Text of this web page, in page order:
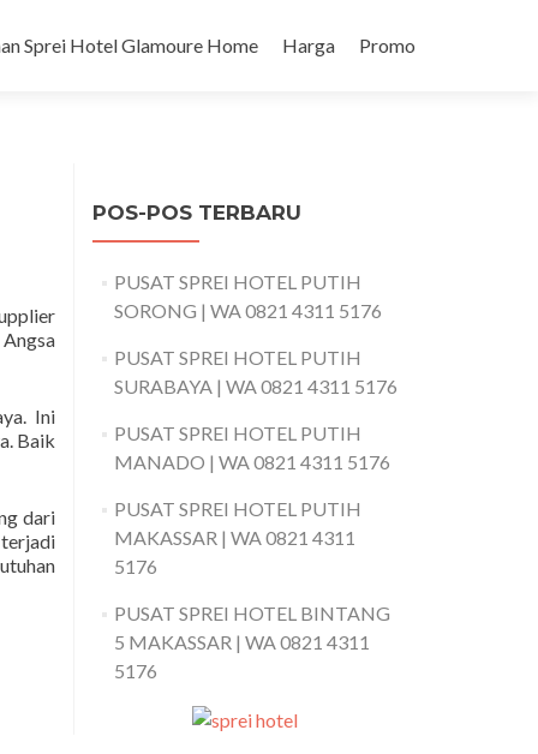
Sprei Hotel Glamoure Home Harga Promo
Ini
Baik
dari
terjadi
POS-POS TERBARU
PUSAT SPREI HOTEL PUTIH
SORONG | WA 0821 4311 5176
PUSAT SPREI HOTEL PUTIH
SURABAYA | WA 0821 4311 5176
PUSAT SPREI HOTEL PUTIH
MANADO | WA 0821 4311 5176
PUSAT SPREI HOTEL PUTIH
MAKASSAR | WA 0821 4311
5176
PUSAT SPREI HOTEL BINTANG
5 MAKASSAR | WA 0821 4311
5176